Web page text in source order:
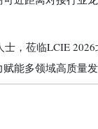
，莅临LCIE
能多领域高质量